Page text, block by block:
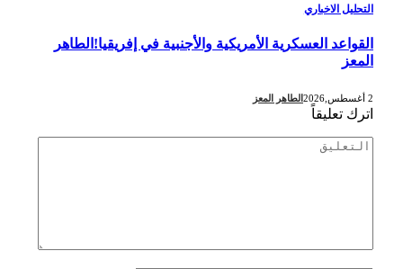
التحليل الاخباري
القواعد العسكرية الأمريكية والأجنبية في إفريقيا!الطاهر
المعز
الطاهر المعز
اترك تعليقاً